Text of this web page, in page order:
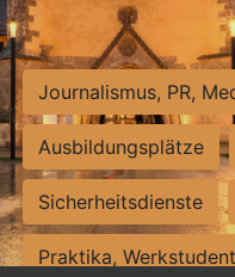
Journalismus, PR,
Ausbildungsplätze
Sicherheitsdienste
Praktika,